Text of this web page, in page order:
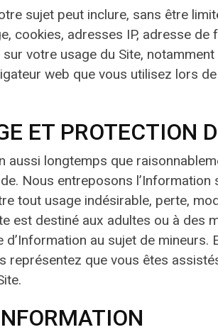
sujet peut inclure, sans être
cookies, adresses IP, adresse
votre usage du Site,
web que vous utilisez lors
ET PROTECTION
aussi longtemps que
Nous entreposons
tout usage indésirable, perte,
est destiné aux adultes ou à des
au sujet de
représentez que vous êtes